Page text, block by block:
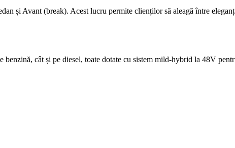
și Avant (break). Acest lucru permite clienților să aleagă între
benzină, cât și pe diesel, toate dotate cu sistem mild-hybrid la 48V